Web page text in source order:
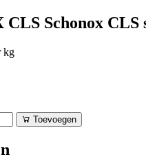
CLS Schonox
kg
Toevoegen